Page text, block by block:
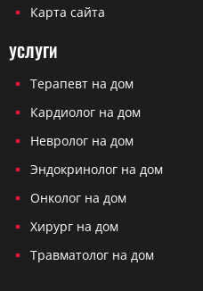
Карта сайта
УСЛУГИ
Терапевт на дом
Кардиолог на дом
Невролог на дом
Эндокринолог на дом
Онколог на дом
Хирург на дом
Травматолог на дом